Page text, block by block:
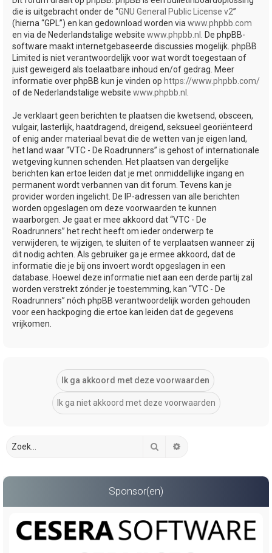
die is uitgebracht onder de “GNU General Public License v2”
(hierna “GPL”) en kan gedownload worden via www.phpbb.com
en via de Nederlandstalige website www.phpbb.nl . De phpBB-
software maakt internetgebaseerde discussies mogelijk. phpBB
Limited is niet verantwoordelijk voor wat wordt toegestaan of
juist geweigerd als toelaatbare inhoud en/of gedrag. Meer
informatie over phpBB kun je vinden op https://www.phpbb.com/
of de Nederlandstalige website www.phpbb.nl
Je verklaart geen berichten te plaatsen die kwetsend, obsceen,
vulgair, lasterlijk, haatdragend, dreigend, seksueel georiënteerd
of enig ander materiaal bevat die de wetten van je eigen land,
het land waar “VTC - De Roadrunners” is gehost of internationale
wetgeving kunnen schenden. Het plaatsen van dergelijke
berichten kan ertoe leiden dat je met onmiddellijke ingang en
permanent wordt verbannen van dit forum. Tevens kan je
provider worden ingelicht. De IP-adressen van alle berichten
worden opgeslagen om deze voorwaarden te kunnen
waarborgen. Je gaat er mee akkoord dat “VTC - De
Roadrunners” het recht heeft om ieder onderwerp te
verwijderen, te wijzigen, te sluiten of te verplaatsen wanneer zij
dit nodig achten. Als gebruiker ga je ermee akkoord, dat de
informatie die je bij ons invoert wordt opgeslagen in een
database. Hoewel deze informatie niet aan een derde partij zal
worden verstrekt zónder je toestemming, kan “VTC - De
Roadrunners” nóch phpBB verantwoordelijk worden gehouden
voor een hackpoging die ertoe kan leiden dat de gegevens
vrijkomen.
Zoek
Sponsor(en)